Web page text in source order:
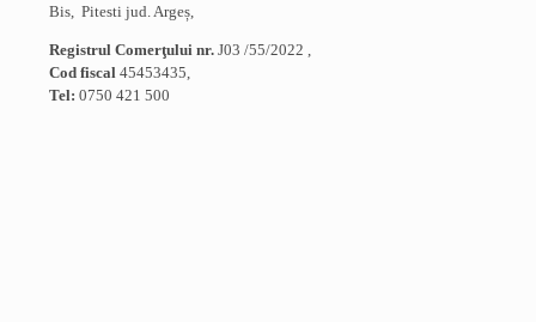
Bis, Pitesti jud. Argeș,
Registrul Comerţului nr. J03 /55/2022 ,
Cod fiscal 45453435,
Tel: 0750 421 500